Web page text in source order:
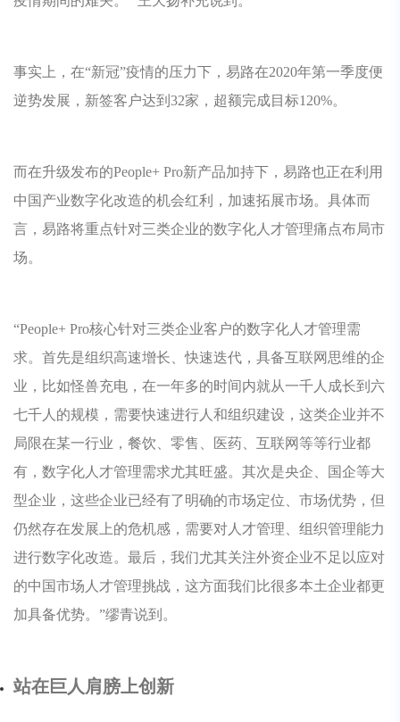
事实上，在“新冠”疫情的压力下，易路在2020年第一季度便
逆势发展，新签客户达到32家，超额完成目标120%。
而在升级发布的People+ Pro新产品加持下，易路也正在利用
中国产业数字化改造的机会红利，加速拓展市场。具体而
言，易路将重点针对三类企业的数字化人才管理痛点布局市
场。
“People+ Pro核心针对三类企业客户的数字化人才管理需
求。首先是组织高速增长、快速迭代，具备互联网思维的企
业，比如怪兽充电，在一年多的时间内就从一千人成长到六
七千人的规模，需要快速进行人和组织建设，这类企业并不
局限在某一行业，餐饮、零售、医药、互联网等等行业都
有，数字化人才管理需求尤其旺盛。其次是央企、国企等大
型企业，这些企业已经有了明确的市场定位、市场优势，但
仍然存在发展上的危机感，需要对人才管理、组织管理能力
进行数字化改造。最后，我们尤其关注外资企业不足以应对
的中国市场人才管理挑战，这方面我们比很多本土企业都更
加具备优势。”缪青说到。
站在巨人肩膀上创新